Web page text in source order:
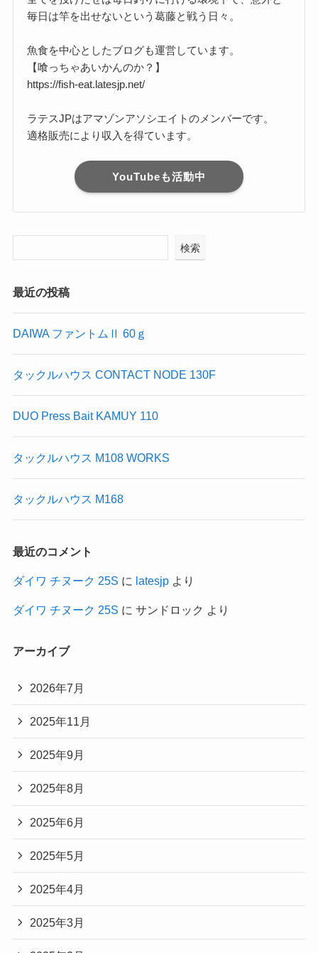
毎日は竿を出せないという葛藤と戦う日々。
魚食を中心としたブログも運営しています。
【喰っちゃあいかんのか？】
https://fish-eat.latesjp.net/
ラテスJPはアマゾンアソシエイトのメンバーです。
適格販売により収入を得ています。
YouTubeも活動中
検索
最近の投稿
DAIWA ファントムⅡ 60ｇ
タックルハウス CONTACT NODE 130F
DUO Press Bait KAMUY 110
タックルハウス M108 WORKS
タックルハウス M168
最近のコメント
ダイワ チヌーク 25S に latesjpより
ダイワ チヌーク 25S に サンドロック より
アーカイブ
2026年7月
2025年11月
2025年9月
2025年8月
2025年6月
2025年5月
2025年4月
2025年3月